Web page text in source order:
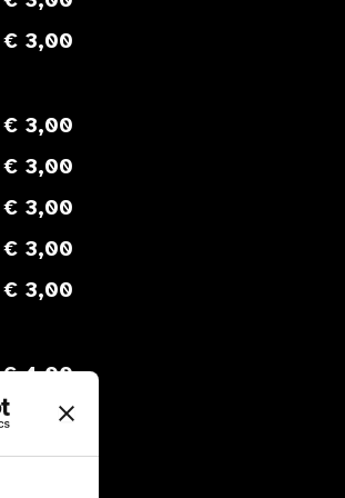
€ 3,00
€ 3,00
€ 3,00
€ 3,00
€ 3,00
€ 3,00
€ 4,00